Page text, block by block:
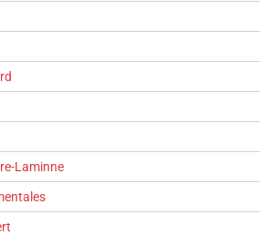
Laminne